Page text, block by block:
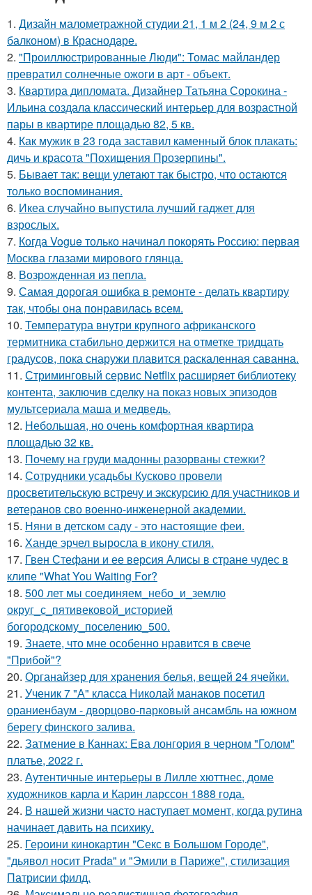
1. Дизайн малометражной студии 21, 1 м 2 (24, 9 м 2 с
балконом) в Краснодаре.
2. "Проиллюстрированные Люди": Томас майландер
превратил солнечные ожоги в арт - объект.
3. Квартира дипломата. Дизайнер Татьяна Сорокина -
Ильина создала классический интерьер для возрастной
пары в квартире площадью 82, 5 кв.
4. Как мужик в 23 года заставил каменный блок плакать:
дичь и красота "Похищения Прозерпины".
5. Бывает так: вещи улетают так быстро, что остаются
только воспоминания.
6. Икеа случайно выпустила лучший гаджет для
взрослых.
7. Когда Vogue только начинал покорять Россию: первая
Москва глазами мирового глянца.
8. Возрожденная из пепла.
9. Самая дорогая ошибка в ремонте - делать квартиру
так, чтобы она понравилась всем.
10. Температура внутри крупного африканского
термитника стабильно держится на отметке тридцать
градусов, пока снаружи плавится раскаленная саванна.
11. Стриминговый сервис Netflix расширяет библиотеку
контента, заключив сделку на показ новых эпизодов
мультсериала маша и медведь.
12. Небольшая, но очень комфортная квартира
площадью 32 кв.
13. Почему на груди мадонны разорваны стежки?
14. Сотрудники усадьбы Кусково провели
просветительскую встречу и экскурсию для участников и
ветеранов сво военно-инженерной академии.
15. Няни в детском саду - это настоящие феи.
16. Ханде эрчел выросла в икону стиля.
17. Гвен Стефани и ее версия Алисы в стране чудес в
клипе "What You Waiting For?
18. 500 лет мы соединяем_небо_и_землю
округ_с_пятивековой_историей
богородскому_поселению_500.
19. Знаете, что мне особенно нравится в свече
"Прибой"?
20. Органайзер для хранения белья, вещей 24 ячейки.
21. Ученик 7 "А" класса Николай манаков посетил
ораниенбаум - дворцово-парковый ансамбль на южном
берегу финского залива.
22. Затмение в Каннах: Ева лонгория в черном "Голом"
платье, 2022 г.
23. Аутентичные интерьеры в Лилле хюттнес, доме
художников карла и Карин ларссон 1888 года.
24. В нашей жизни часто наступает момент, когда рутина
начинает давить на психику.
25. Героини кинокартин "Секс в Большом Городе",
"дьявол носит Prada" и "Эмили в Париже", стилизация
Патрисии филд.